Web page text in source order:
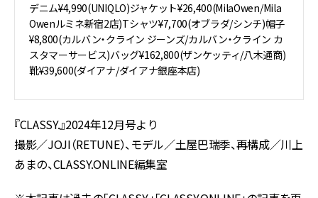
デニム¥4,990(UNIQLO)ジャケット¥26,400(MilaOwen/Mila
Owenルミネ新宿2店)Tシャツ¥7,700(オブラダ/シンチ)帽子
¥8,800(カルバン・クライン ジーンズ/カルバン・クライン カ
スタマーサービス)バッグ¥162,800(ザンケッティ/八木通商)
靴¥39,600(ダイアナ/ダイアナ銀座本店)
『CLASSY.』2024年12月号より
撮影／JOJI（RETUNE）、モデル／土屋巴瑞季、再構成／川上
あまの、CLASSY.ONLINE編集室